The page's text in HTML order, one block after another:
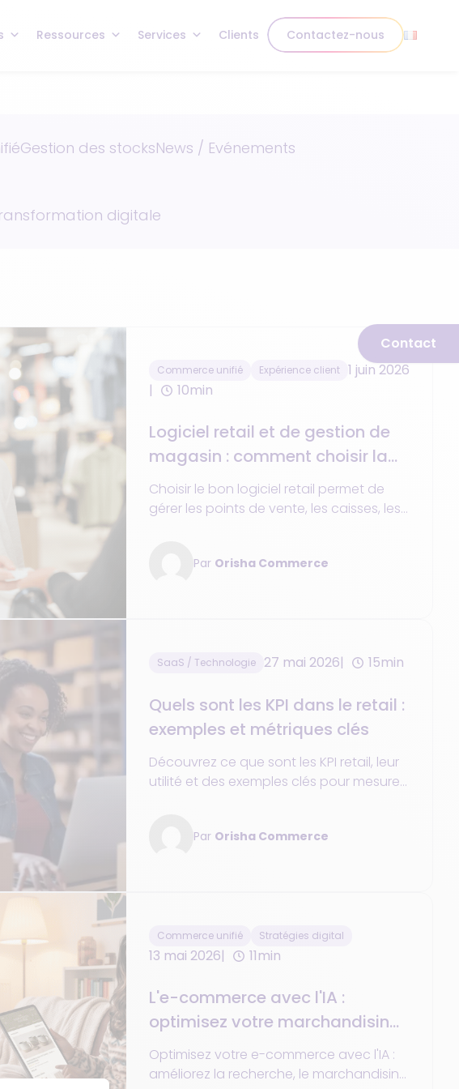
Ressources Services Clients Contactez-nous
Contact
Gestion des stocksNews / Evénements
digitale
Commerce unifié Expérience client 1 juin 2026
10min
Logiciel retail et de gestion de
magasin : comment choisir la
meilleure solution
Choisir le bon logiciel retail permet de
gérer les points de vente, les caisses, les
Par Orisha Commerce
SaaS / Technologie 27 mai 2026 15min
Quels sont les KPI dans le retail :
exemples et métriques clés
Découvrez ce que sont les KPI retail, leur
utilité et des exemples clés pour mesurer
Par Orisha Commerce
Commerce unifié Stratégies digital
13 mai 2026 11min
L'e-commerce avec l'IA :
optimisez votre marchandising
et votre conversion
Optimisez votre e-commerce avec l'IA :
améliorez la recherche, le marchandising